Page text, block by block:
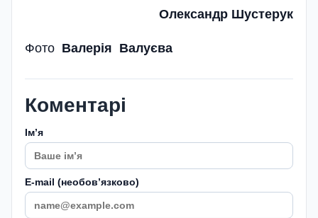
Олександр Шустерук
Фото Валерія Валуєва
Коментарі
Імʼя
E-mail (необовʼязково)